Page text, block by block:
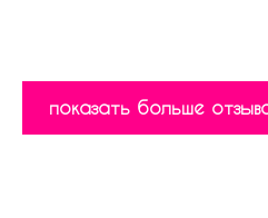
показать больше